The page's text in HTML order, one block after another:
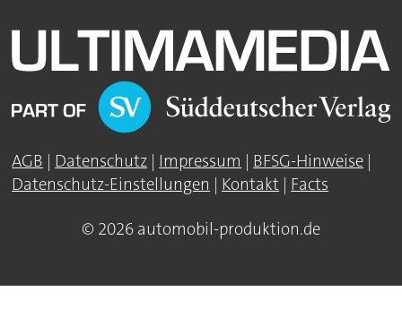
AGB Datenschutz Impressum BFSG-Hinweise
Datenschutz-Einstellungen
Kontakt Facts
© 2026 automobil-produktion.de